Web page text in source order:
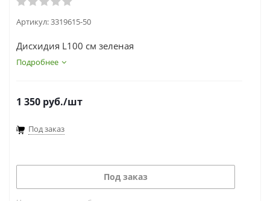
Артикул:3319615-50
Дисхидия L100 см зеленая
Подробнее
1 350 руб./шт
Под заказ
Под заказ